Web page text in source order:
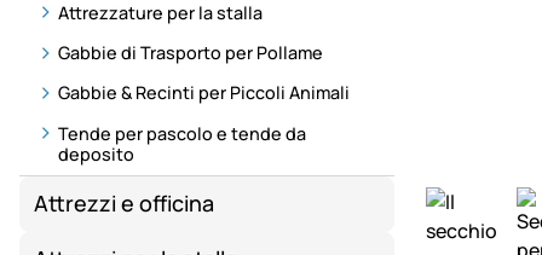
Attrezzature per la stalla
Gabbie di Trasporto per Pollame
Gabbie & Recinti per Piccoli Animali
Tende per pascolo e tende da
deposito
Attrezzi e officina